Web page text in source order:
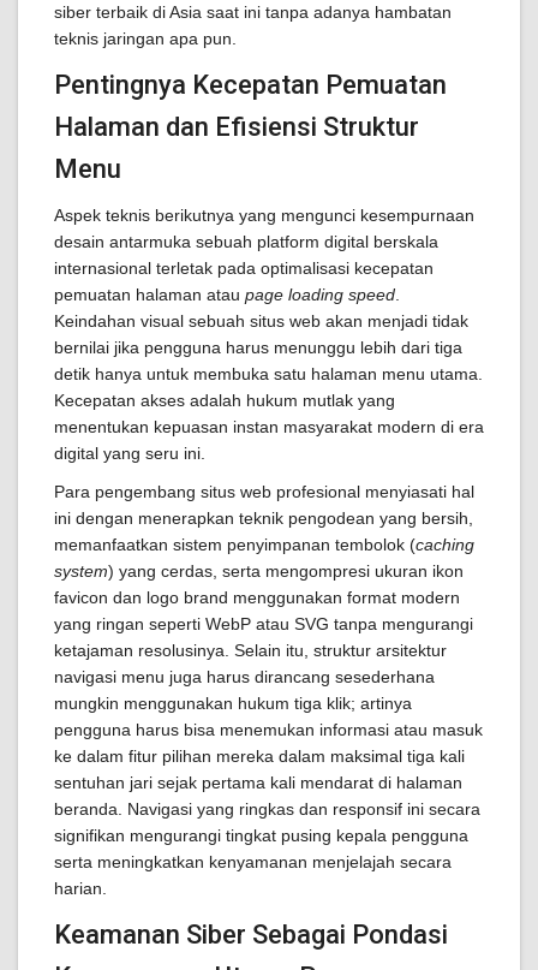
siber terbaik di Asia saat ini tanpa adanya hambatan
teknis jaringan apa pun.
Pentingnya Kecepatan Pemuatan
Halaman dan Efisiensi Struktur
Menu
Aspek teknis berikutnya yang mengunci kesempurnaan
desain antarmuka sebuah platform digital berskala
internasional terletak pada optimalisasi kecepatan
pemuatan halaman atau page loading speed
Keindahan visual sebuah situs web akan menjadi tidak
bernilai jika pengguna harus menunggu lebih dari tiga
detik hanya untuk membuka satu halaman menu utama.
Kecepatan akses adalah hukum mutlak yang
menentukan kepuasan instan masyarakat modern di era
digital yang seru ini.
Para pengembang situs web profesional menyiasati hal
ini dengan menerapkan teknik pengodean yang bersih,
memanfaatkan sistem penyimpanan tembolok (caching
system) yang cerdas, serta mengompresi ukuran ikon
favicon dan logo brand menggunakan format modern
yang ringan seperti WebP atau SVG tanpa mengurangi
ketajaman resolusinya. Selain itu, struktur arsitektur
navigasi menu juga harus dirancang sesederhana
mungkin menggunakan hukum tiga klik; artinya
pengguna harus bisa menemukan informasi atau masuk
ke dalam fitur pilihan mereka dalam maksimal tiga kali
sentuhan jari sejak pertama kali mendarat di halaman
beranda. Navigasi yang ringkas dan responsif ini secara
signifikan mengurangi tingkat pusing kepala pengguna
serta meningkatkan kenyamanan menjelajah secara
harian.
Keamanan Siber Sebagai Pondasi